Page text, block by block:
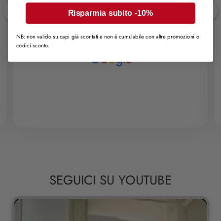
2026-08-06 |Recensione da Google
Stupendi meravigliosi cordiali
SEGUICI SU YOUTUBE
Risparmia subito -10%
NB: non valido su capi già scontati e non è cumulabile con altre promozioni o
codici sconto.